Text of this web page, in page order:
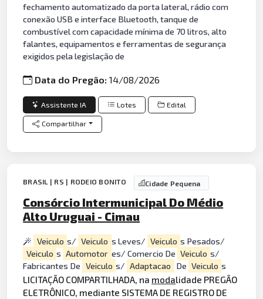
fechamento automatizado da porta lateral, rádio com
conexão USB e interface Bluetooth, tanque de
combustível com capacidade mínima de 70 litros, alto
falantes, equipamentos e ferramentas de segurança
exigidos pela legislação de
Data do Pregão:14/08/2026
Assistente IA Lotes Edital
Compartilhar
BRASIL | RS | RODEIO BONITO Cidade Pequena
Consórcio Intermunicipal Do Médio
Alto Uruguai - Cimau
Veiculo s/ Veiculo s Leves/ Veiculo s Pesados/
Veiculo s Automotor es/ Comercio De Veiculo s/
Fabricantes De Veiculo s/ Adaptacao De Veiculo s
LICITAÇÃO COMPARTILHADA, na modalidade PREGÃO
ELETRÔNICO, mediante SISTEMA DE REGISTRO DE